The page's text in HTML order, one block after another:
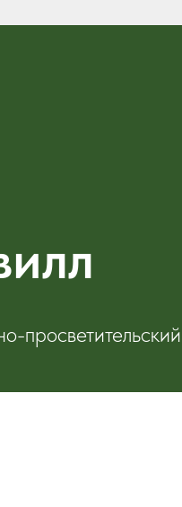
просветительский
д.12Б